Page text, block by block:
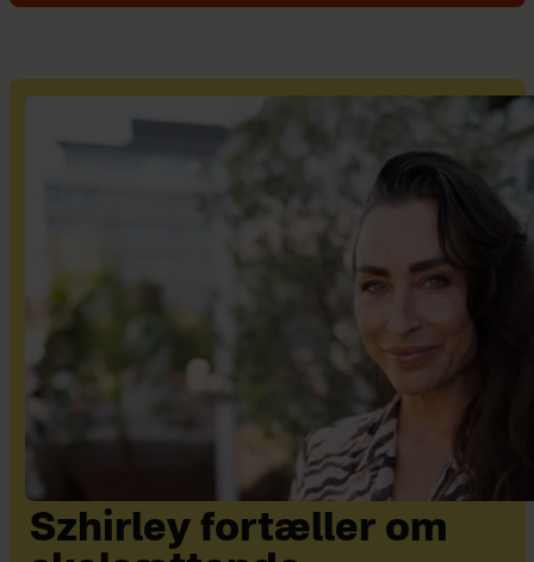
Szhirley fortæller om